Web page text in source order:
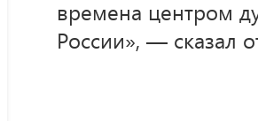
времена центром
России», — сказал